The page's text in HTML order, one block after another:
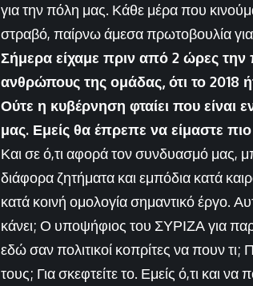
για την πόλη μας. Κάθε μέρα που
στραβό, παίρνω άμεσα πρωτοβουλία
Σήμερα είχαμε πριν από 2 ώρες
ανθρώπους της ομάδας, ότι το 2018
Ούτε η κυβέρνηση φταίει που είναι
μας. Εμείς θα έπρεπε να είμαστε
Και σε ό,τι αφορά τον συνδυασμό μας,
διάφορα ζητήματα και εμπόδια κατά
κατά κοινή ομολογία σημαντικό έργο.
κάνει; Ο υποψήφιος του ΣΥΡΙΖΑ για
εδώ σαν πολιτικοί κοπρίτες να πουν τι;
τους; Για σκεφτείτε το. Εμείς ό,τι και